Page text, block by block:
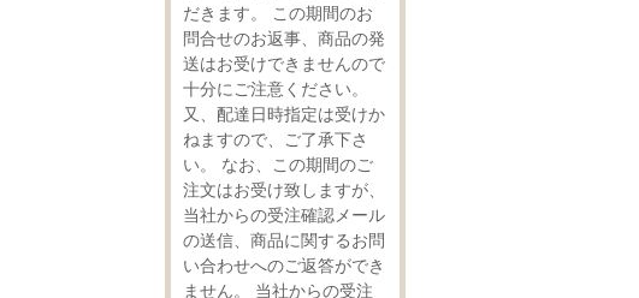
だきます。 この期間のお
問合せのお返事、商品の発
送はお受けできませんので
十分にご注意ください。
又、配達日時指定は受けか
ねますので、ご了承下さ
い。 なお、この期間のご
注文はお受け致しますが、
当社からの受注確認メール
の送信、商品に関するお問
い合わせへのご返答ができ
ません。 当社からの受注